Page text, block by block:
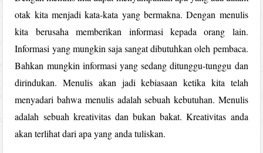
otak kita menjadi kata-kata yang bermakna. Dengan menulis
kita berusaha memberikan informasi kepada orang lain.
Informasi yang mungkin saja sangat dibutuhkan oleh pembaca.
Bahkan mungkin informasi yang sedang ditunggu-tunggu dan
dirindukan. Menulis akan jadi kebiasaan ketika kita telah
menyadari bahwa menulis adalah sebuah kebutuhan. Menulis
adalah sebuah kreativitas dan bukan bakat. Kreativitas anda
akan terlihat dari apa yang anda tuliskan.